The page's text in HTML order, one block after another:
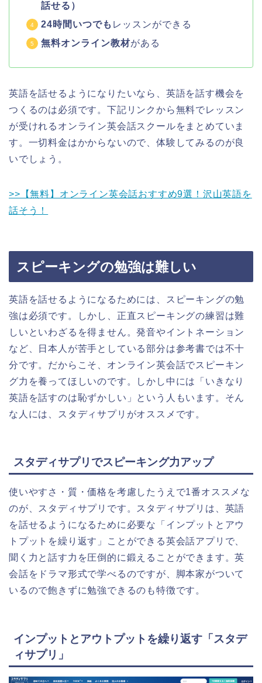
話せる）
24時間いつでも レッスンができる
無料オンライン教材がある
英語を話せるようになりたいなら、英語を話す機会を
つくるのは必須です。下記リンクから無料でレッスン
が受けれるオンライン英会話スクールをまとめていま
す。一切料金はかからないので、体験してみるのが良
いでしょう。
>>【無料】オンライン英会話おすすめ9選！沢山英語を
話そう！
スピーキングの勉強は難しい
英語を話せるようになるためには、スピーキングの勉
強は必須です。しかし、正直スピーキングの練習は難
しいといわざるを得ません。発音やイントネーション
など、日本人が苦手としている部分は参考書では不十
分です。だからこそ、オンライン英会話でスピーキン
グ力を養ってほしいのです。しかし中には「いきなり
英語を話すのは恥ずかしい」という人もいます。そん
な人には、スタディサプリがオススメです。
スタディサプリでスピーキング力アップ
使いやすさ・質・価格を考慮したうえで1番オススメな
のが、スタディサプリです。スタディサプリは、英語
を話せるようになるために必要な「インプットとアウ
トプットを繰り返す」ことができる英会話アプリで、
聞く力と話す力を圧倒的に鍛えることができます。英
会話をドラマ形式で学べるのですが、脚本家がついて
いるので飽きずに勉強できるのも特徴です。
インプットとアウトプットを繰り返す「スタデ
ィサプリ」